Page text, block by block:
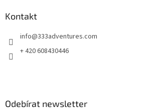
Kontakt
info@333adventures.com
+ 420 608430446
Odebírat newsletter